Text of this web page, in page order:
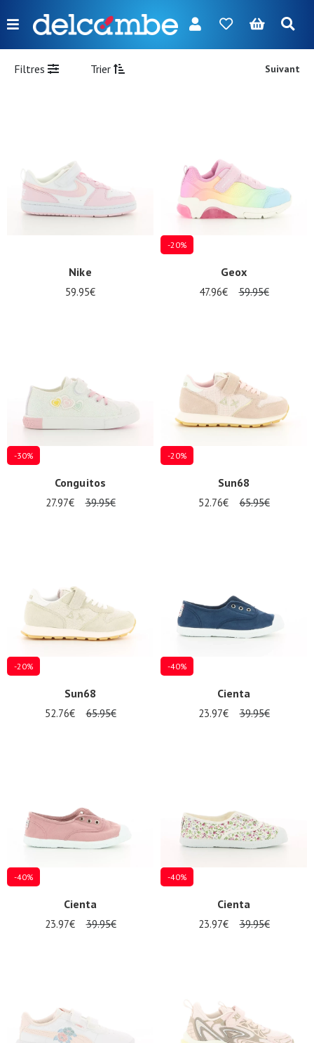
Menu
FR NL EN DE
Garçon
Sacs
Filtres Trier Suivant
Nike
59.95€
-20%
Geox
47.96€ 59.95€
-30%
Conguitos
27.97€ 39.95€
-20%
Sun68
52.76€ 65.95€
-20%
Sun68
52.76€ 65.95€
-40%
Cienta
23.97€ 39.95€
-40%
Cienta
23.97€ 39.95€
-40%
Cienta
23.97€ 39.95€